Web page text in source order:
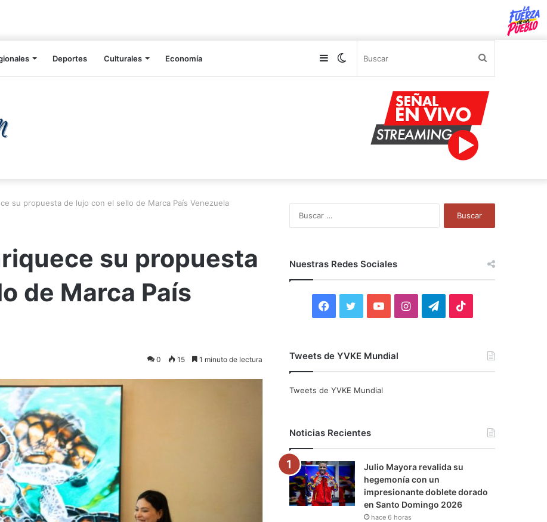
Deportes Culturales Economía Switch
Sidebar
su propuesta de lujo con el sello de Marca País Venezuela
su propuesta
de Marca País
0 15 1 minuto de lectura
Nuestras Redes Sociales
F
c
o
k
i
r
Y
u
e
I
r
a
m
T
a
m
Tweets de YVKE Mundial
Tweets de YVKE Mundial
Noticias Recientes
Julio Mayora revalida su
hegemonía con un
impresionante doblete dorado
en Santo Domingo 2026
hace 6 horas